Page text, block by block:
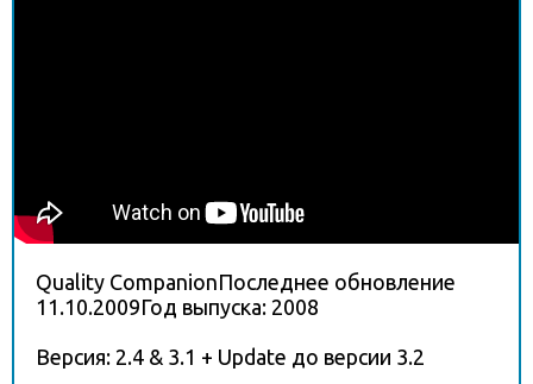
Quality CompanionПоследнее обновление
11.10.2009Год выпуска: 2008
Версия: 2.4 & 3.1 + Update до версии 3.2